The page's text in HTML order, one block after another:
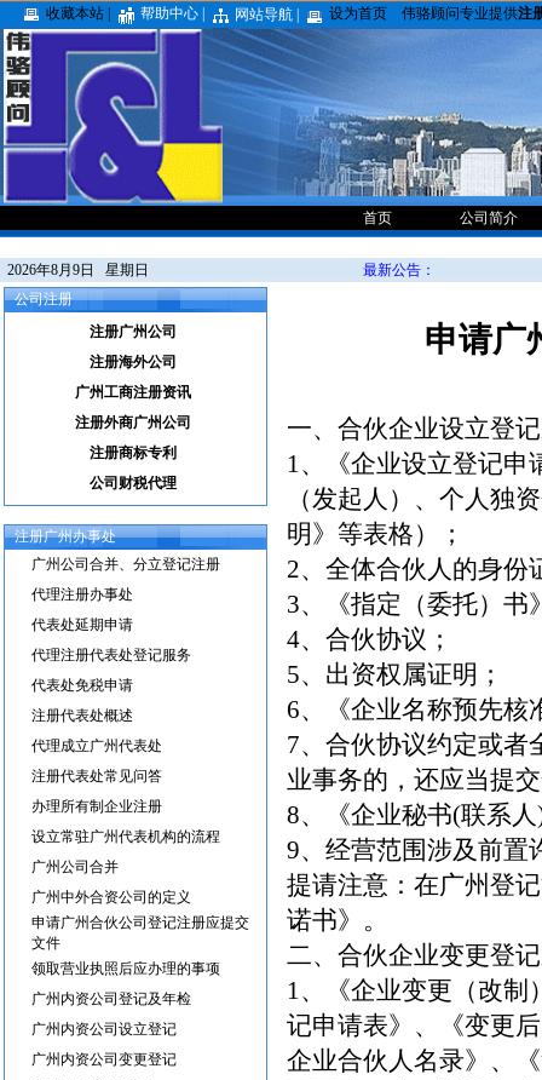
收藏本站 | 帮助中心 | 网站导航 | 设为首页 伟骆顾问专业提供注
首页 公司简介
2026年8月9日 星期日
最新公告：
公司注册
注册广州公司
注册海外公司
广州工商注册资讯
注册外商广州公司
注册商标专利
公司财税代理
注册广州办事处
广州公司合并、分立登记注册
代理注册办事处
代表处延期申请
代理注册代表处登记服务
代表处免税申请
注册代表处概述
代理成立广州代表处
注册代表处常见问答
办理所有制企业注册
设立常驻广州代表机构的流程
广州公司合并
广州中外合资公司的定义
申请广州合伙公司登记注册应提交
文件
领取营业执照后应办理的事项
广州内资公司登记及年检
广州内资公司设立登记
广州内资公司变更登记
申请广
一、合伙企业设立登
1、《企业设立登记申
（发起人）、个人独
明》等表格）；
2、全体合伙人的身份
3、《指定（委托）书
4、合伙协议；
5、出资权属证明；
6、《企业名称预先核
7、合伙协议约定或者
业事务的，还应当提
8、《企业秘书(联系
9、经营范围涉及前置
提请注意：在广州登
诺书》。
二、合伙企业变更登
1、《企业变更（改制
记申请表》、《变更
企业合伙人名录》、